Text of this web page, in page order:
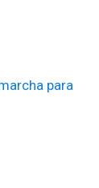
para